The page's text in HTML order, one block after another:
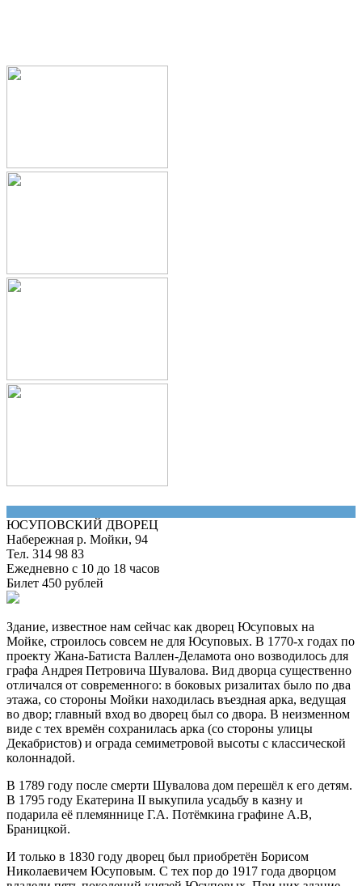
ЮСУПОВСКИЙ ДВОРЕЦ
Набережная р. Мойки, 94
Тел. 314 98 83
Ежедневно с 10 до 18 часов
Билет 450 рублей
Здание, известное нам сейчас как дворец Юсуповых на
Мойке, строилось совсем не для Юсуповых. В 1770-х годах по
проекту Жана-Батиста Валлен-Деламота оно возводилось для
графа Андрея Петровича Шувалова. Вид дворца существенно
отличался от современного: в боковых ризалитах было по два
этажа, со стороны Мойки находилась въездная арка, ведущая
во двор; главный вход во дворец был со двора. В неизменном
виде с тех времён сохранилась арка (со стороны улицы
Декабристов) и ограда семиметровой высоты с классической
колоннадой.
В 1789 году после смерти Шувалова дом перешёл к его детям.
В 1795 году Екатерина II выкупила усадьбу в казну и
подарила её племяннице Г.А. Потёмкина графине А.В,
Браницкой.
И только в 1830 году дворец был приобретён Борисом
Николаевичем Юсуповым. С тех пор до 1917 года дворцом